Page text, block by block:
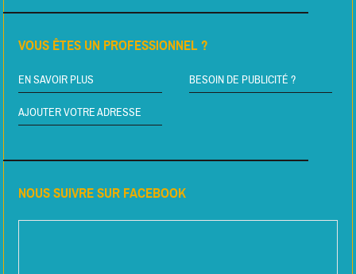
VOUS ÊTES UN PROFESSIONNEL ?
EN SAVOIR PLUS BESOIN DE PUBLICITÉ ?
AJOUTER VOTRE ADRESSE
NOUS SUIVRE SUR FACEBOOK